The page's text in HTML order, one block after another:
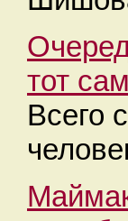
тот
Всего